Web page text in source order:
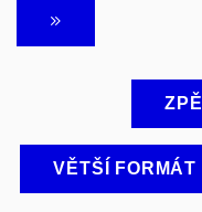
VĚTŠÍ FORMÁT